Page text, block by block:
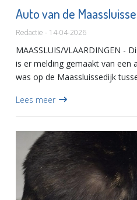
Auto van de
Redactie - 14-04-2026
MAASSLUIS/VLAARDINGEN -
is er melding gemaakt van een
was op de Maassluissedijk
duikers...
Lees meer